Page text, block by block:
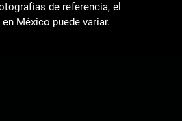
de referencia, el
México puede variar.